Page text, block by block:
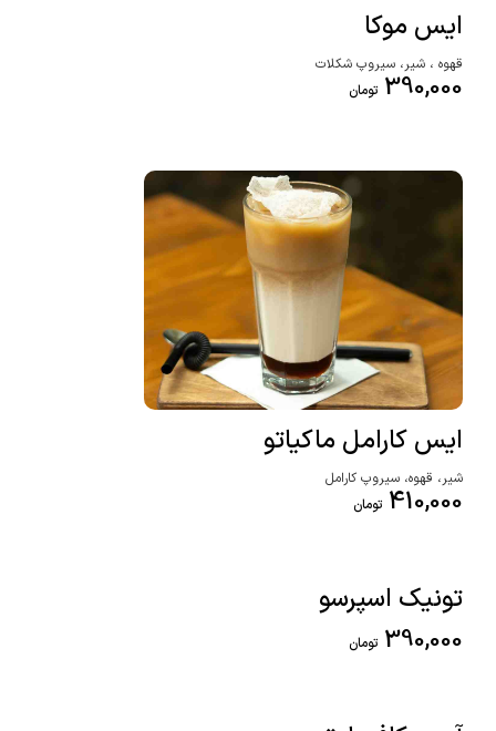
ایس موکا
قهوه ، شیر، سیروپ شکلات
390,000 تومان
ایس کارامل ماکیاتو
شیر، قهوه، سیروپ کارامل
410,000 تومان
تونیک اسپرسو
390,000 تومان